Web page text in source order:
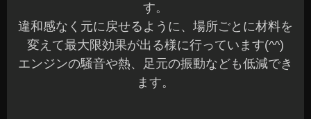
す。
違和感なく元に戻せるように、場所ごとに材料を
変えて最大限効果が出る様に行っています(^^)
エンジンの騒音や熱、足元の振動なども低減でき
ます。